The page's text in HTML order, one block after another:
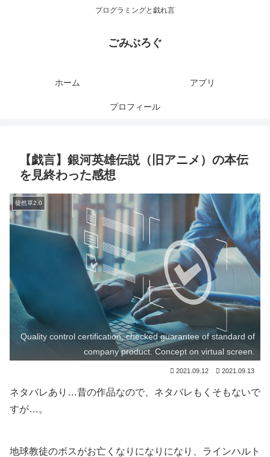
プログラミングと戯れ言
ごみぶろぐ
ホーム アプリ
プロフィール
【戯言】銀河英雄伝説（旧アニメ）の本伝
を見終わった感想
徒然草2.0
Quality control certification, checked guarantee of standard of
company product. Concept on virtual screen.
2021.09.12 2021.09.13
ネタバレあり…昔の作品なので、ネタバレもくそもないで
すが…。
地球教徒のボスがお亡くなりになりになり、ラインハルト